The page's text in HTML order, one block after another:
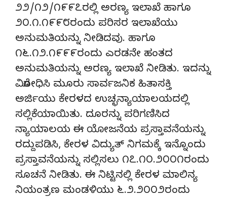
೨೨/೧೨/೧೯೯೭ರಲ್ಲಿ ಅರಣ್ಯ ಇಲಾಖೆ ಹಾಗೂ
೨೦.೧.೧೯೯೮ರಂದು ಪರಿಸರ ಇಲಾಖೆಯು
ಅನುಮತಿಯನ್ನು ನೀಡಿದವು. ಹಾಗೂ
೧೬.೧೨.೧೯೯೯ರಂದು ಎರಡನೇ ಹಂತದ
ಅನುಮತಿಯನ್ನು ಅರಣ್ಯ ಇಲಾಖೆ ನೀಡಿತು. ಇದನ್ನು
ವಿರೋಧಿಸಿ ಮೂರು ಸಾರ್ವಜನಿಕ ಹಿತಾಸಕ್ತಿ
ಅರ್ಜಿಯು ಕೇರಳದ ಉಚ್ಛನ್ಯಾಯಾಲಯದಲ್ಲಿ
ಸಲ್ಲಿಕೆಯಾಯಿತು. ದೂರನ್ನು ಪರಿಗಣಿಸಿದ
ನ್ಯಾಯಾಲಯ ಈ ಯೋಜನೆಯ ಪ್ರಸ್ತಾವನೆಯನ್ನು
ರದ್ದುಪಡಿಸಿ, ಕೇರಳ ವಿದ್ಯುತ್ ನಿಗಮಕ್ಕೆ ಇನ್ನೊಂದು
ಪ್ರಸ್ತಾವನೆಯನ್ನು ಸಲ್ಲಿಸಲು ೧೭.೧೦.೨೦೦೧ರಂದು
ಸೂಚನೆ ನೀಡಿತು. ಈ ನಿಟ್ಟಿನಲ್ಲಿ ಕೇರಳ ಮಾಲಿನ್ಯ
ನಿಯಂತ್ರಣ ಮಂಡಳಿಯು ೬.೨.೨೦೦೨ರಂದು